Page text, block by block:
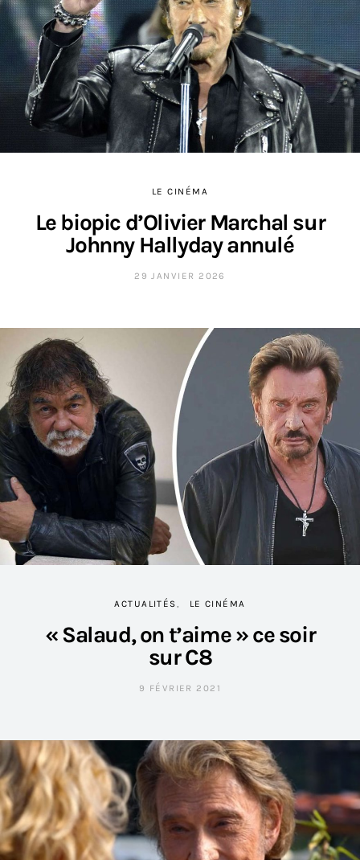
LE CINÉMA
Le biopic d’Olivier Marchal sur
Johnny Hallyday annulé
29 JANVIER 2026
ACTUALITÉS LE CINÉMA
« Salaud, on t’aime » ce soir
sur C8
9 FÉVRIER 2021